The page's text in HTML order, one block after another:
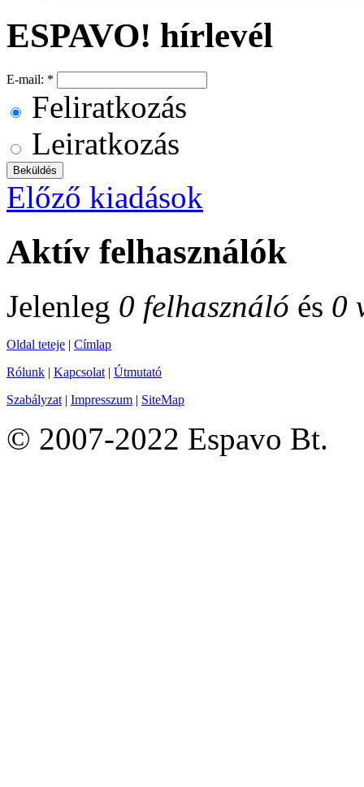
ESPAVO! hírlevél
E-mail: *
Feliratkozás
Leiratkozás
Előző kiadások
Aktív felhasználók
Jelenleg 0 felhasználó és 0
Oldal teteje | Címlap
Rólunk | Kapcsolat | Útmutató
Szabályzat | Impresszum | SiteMap
© 2007-2022 Espavo Bt.